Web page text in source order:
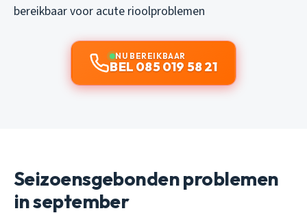
bereikbaar voor acute rioolproblemen
NU BEREIKBAAR
BEL 085 019 58 21
Seizoensgebonden problemen
in september